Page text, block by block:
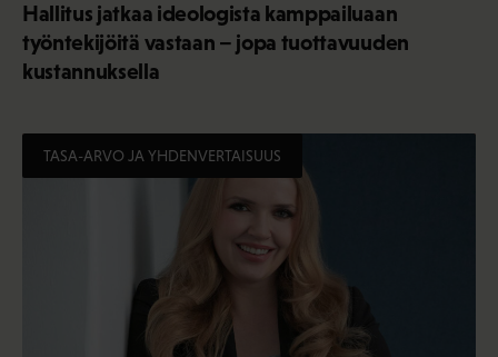
Hallitus jatkaa ideologista kamppailuaan
työntekijöitä vastaan – jopa tuottavuuden
kustannuksella
TASA-ARVO JA YHDENVERTAISUUS